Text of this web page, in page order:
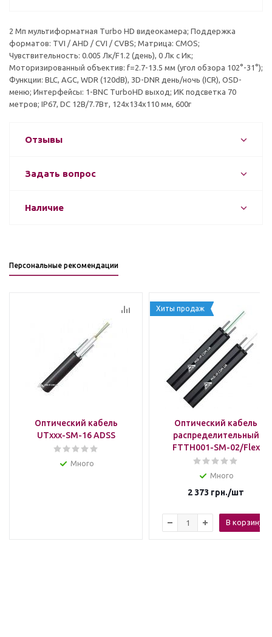
2 Мп мультиформатная Turbo HD видеокамера; Поддержка
форматов: TVI / AHD / CVI / CVBS; Матрица: CMOS;
Чувствительность: 0.005 Лк/F1.2 (день), 0 Лк c Ик;
Моторизированный объектив: f=2.7-13.5 мм (угол обзора 102°-31°);
Функции: BLC, AGC, WDR (120dB), 3D-DNR день/ночь (ICR), OSD-
меню; Интерфейсы: 1-BNC TurboHD выход; ИК подсветка 70
метров; IP67, DC 12В/7.7Вт, 124х134х110 мм, 600г
Отзывы
Задать вопрос
Наличие
Персональные рекомендации
Оптический кабель
UTxxx-SM-16 ADSS
Много
Хиты продаж
Оптический кабель
распределительный
FTTH001-SM-02/Flex
Много
2 373 грн./шт
В корзину